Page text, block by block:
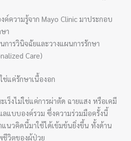
ค์ความรู้จาก Mayo Clinic มาประกอบ
า
การวินิจฉัยและวางแผนการรักษา
Care)
แค่รักษาเนื้องอก
เร็งไม่ใช่แค่การผ่าตัด ฉายแสง หรือเคมี
แบบองค์รวม ซึ่งความร่วมมือครั้งนี้
นวคิดนี้มาใช้ได้เข้มข้นยิ่งขึ้น ทั้งด้าน
ชีวิตของผู้ป่วย